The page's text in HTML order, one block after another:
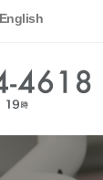
English